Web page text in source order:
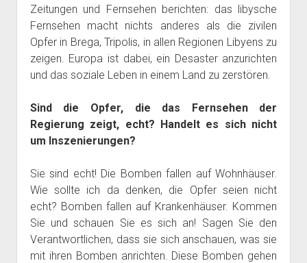
Zeitungen und Fernsehen berichten: das libysche
Fernsehen macht nichts anderes als die zivilen
Opfer in Brega, Tripolis, in allen Regionen Libyens zu
zeigen. Europa ist dabei, ein Desaster anzurichten
und das soziale Leben in einem Land zu zerstören.
Sind die Opfer, die das Fernsehen der
Regierung zeigt, echt? Handelt es sich nicht
um Inszenierungen?
Sie sind echt! Die Bomben fallen auf Wohnhäuser.
Wie sollte ich da denken, die Opfer seien nicht
echt? Bomben fallen auf Krankenhäuser. Kommen
Sie und schauen Sie es sich an! Sagen Sie den
Verantwortlichen, dass sie sich anschauen, was sie
mit ihren Bomben anrichten. Diese Bomben gehen